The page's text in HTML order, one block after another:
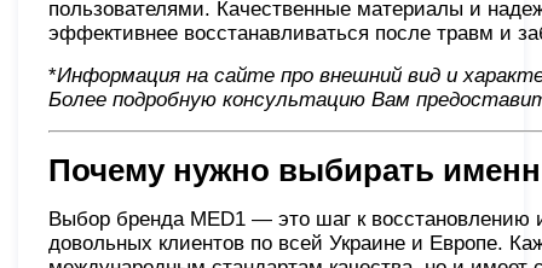
пользователями. Качественные материалы и
эффективнее восстанавливаться после травм и
*Информация на сайте про внешний вид и
Более подробную консультацию Вам
Почему нужно выбирать
Выбор бренда MED1 — это шаг к
довольных клиентов по всей Украине и Европе.